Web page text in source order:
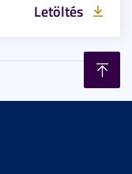
Letöltés